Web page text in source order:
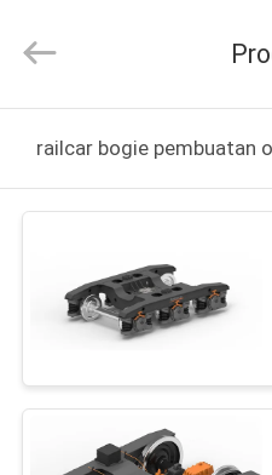
PRODUK
TENTANG
KITA
WISATA
PABRIK
Equipment
Rights
railcar bogie pembuatan